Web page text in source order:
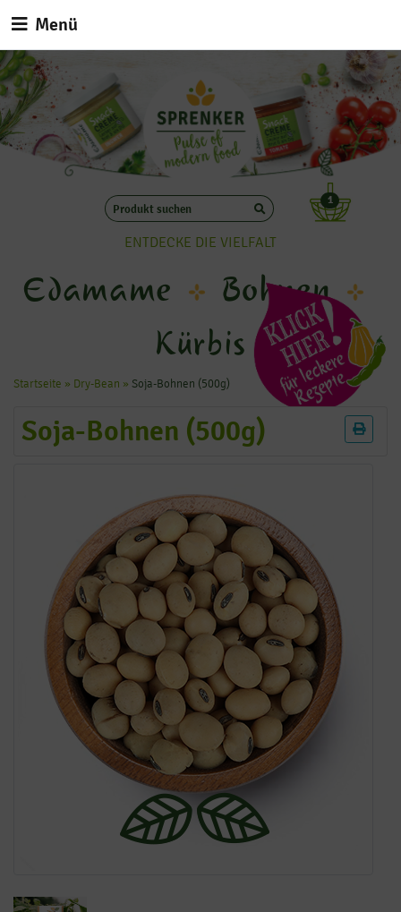
1
ENTDECKE DIE VIELFALT
Edamame
Bohnen
Kürbis
Menü
Startseite » Dry-Bean » Soja-Bohnen (500g)
Soja-Bohnen (500g)